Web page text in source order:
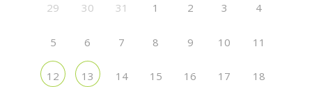
29 30 31 1 2 3 4
5 6 7 8 9 10 11
12 13 14 15 16 17 18